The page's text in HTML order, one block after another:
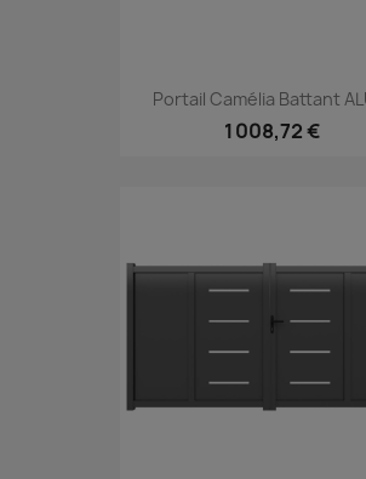
Portail Camélia Battant
1 008,72 €